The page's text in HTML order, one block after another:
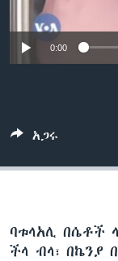
0:00
አጋሩ
ባቱላአሊ በሴቶች
ችላ ብላ፣ በኬንያ